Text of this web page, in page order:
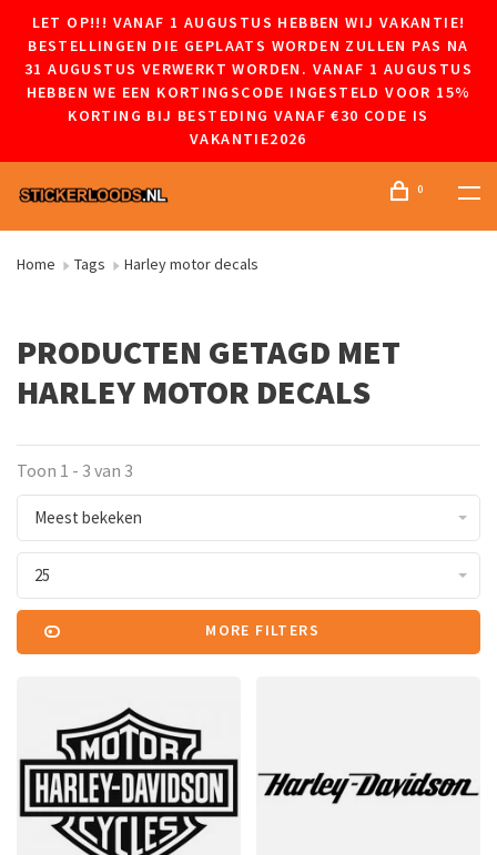
LET OP!!! VANAF 1 AUGUSTUS HEBBEN WIJ VAKANTIE!
BESTELLINGEN DIE GEPLAATS WORDEN ZULLEN PAS NA
31 AUGUSTUS VERWERKT WORDEN. VANAF 1 AUGUSTUS
HEBBEN WE EEN KORTINGSCODE INGESTELD VOOR 15%
KORTING BIJ BESTEDING VANAF €30 CODE IS
VAKANTIE2026
0
Home Tags Harley motor decals
PRODUCTEN GETAGD MET
HARLEY MOTOR DECALS
Toon 1 - 3 van 3
Meest bekeken
25
MORE FILTERS